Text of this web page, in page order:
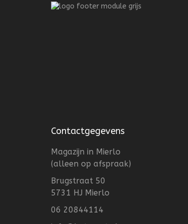
Contactgegevens
Magazijn in Mierlo
(alleen op afspraak)
Brugstraat 50
5731 HJ Mierlo
06 20844114